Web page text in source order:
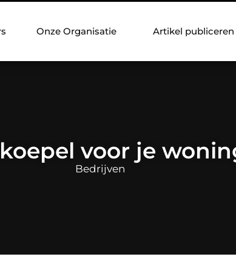
Onze Organisatie Artikel publiceren
voor je
Bedrijven